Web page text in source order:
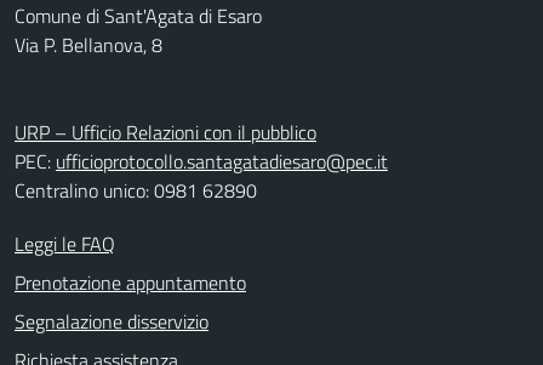
Comune di Sant'Agata di Esaro
Via P. Bellanova, 8
URP – Ufficio Relazioni con il pubblico
PEC: ufficioprotocollo.santagatadiesaro@pec.it
Centralino unico: 0981 62890
Leggi le FAQ
Prenotazione appuntamento
Segnalazione disservizio